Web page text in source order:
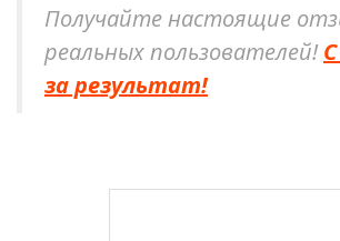
Получайте настоящие
реальных пользователей!
за результат!